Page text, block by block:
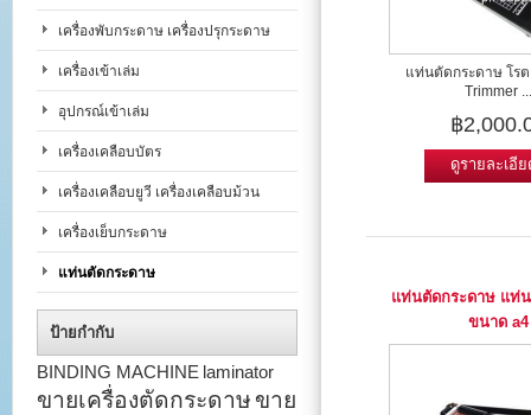
แท่นตัดกระดาษ โรต
Trimmer ...
฿
ดูรายละเอี
แท่นตัดกระดาษ แท่
ขนาด a4
เครื่องพับกระดาษ เครื่องปรุกระดาษ
เครื่องเข้าเล่ม
อุปกรณ์เข้าเล่ม
เครื่องเคลือบบัตร
เครื่องเคลือบยูวี เครื่องเคลือบม้วน
เครื่องเย็บกระดาษ
แท่นตัดกระดาษ
ป้ายกำกับ
BINDING MACHINE laminator
ขายเครื่องตัดกระดาษ ขาย